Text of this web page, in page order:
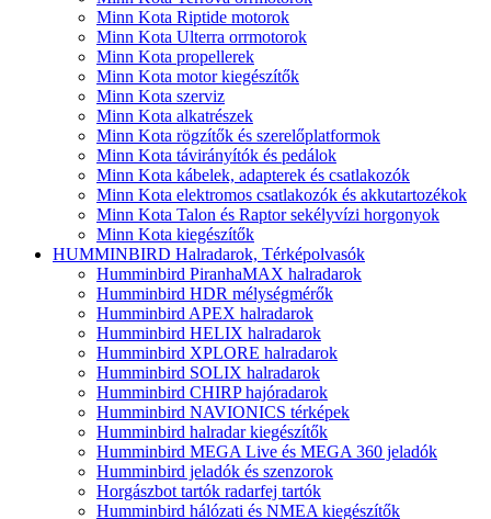
Minn Kota Riptide motorok
Minn Kota Ulterra orrmotorok
Minn Kota propellerek
Minn Kota motor kiegészítők
Minn Kota szerviz
Minn Kota alkatrészek
Minn Kota rögzítők és szerelőplatformok
Minn Kota távirányítók és pedálok
Minn Kota kábelek, adapterek és csatlakozók
Minn Kota elektromos csatlakozók és akkutartozékok
Minn Kota Talon és Raptor sekélyvízi horgonyok
Minn Kota kiegészítők
HUMMINBIRD Halradarok, Térképolvasók
Humminbird PiranhaMAX halradarok
Humminbird HDR mélységmérők
Humminbird APEX halradarok
Humminbird HELIX halradarok
Humminbird XPLORE halradarok
Humminbird SOLIX halradarok
Humminbird CHIRP hajóradarok
Humminbird NAVIONICS térképek
Humminbird halradar kiegészítők
Humminbird MEGA Live és MEGA 360 jeladók
Humminbird jeladók és szenzorok
Horgászbot tartók radarfej tartók
Humminbird hálózati és NMEA kiegészítők